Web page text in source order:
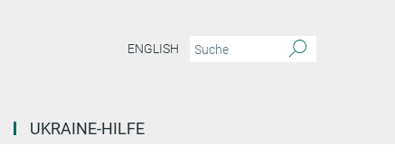
ENGLISH
UKRAINE-HILFE